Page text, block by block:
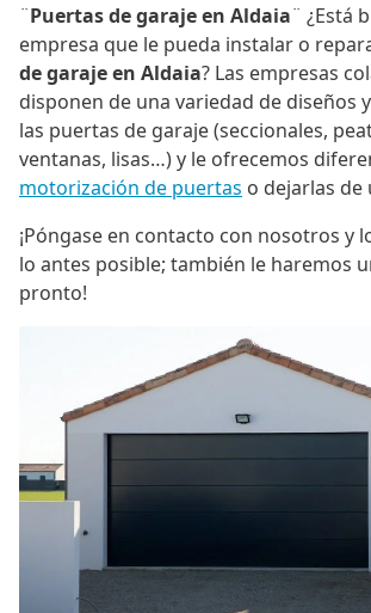
¨Puertas de garaje en Aldaia¨ ¿Está
empresa que le pueda instalar o
de garaje en Aldaia? Las empresas
disponen de una variedad de diseños
las puertas de garaje (seccionales,
ventanas, lisas…) y le ofrecemos
motorización de puertas o dejarlas de
¡Póngase en contacto con nosotros y
lo antes posible; también le haremos
pronto!